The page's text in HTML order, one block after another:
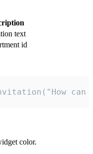
text
id
color.